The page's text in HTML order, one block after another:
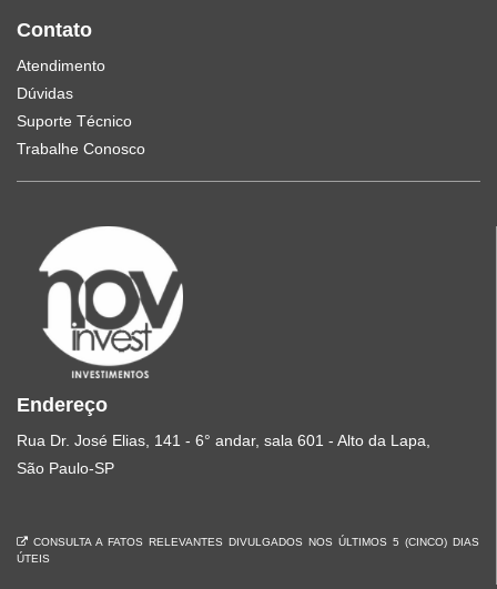
Contato
Atendimento
Dúvidas
Suporte Técnico
Trabalhe Conosco
Endereço
Rua Dr. José Elias, 141 - 6° andar, sala 601 - Alto da Lapa,
São Paulo-SP
CONSULTA A FATOS RELEVANTES DIVULGADOS NOS ÚLTIMOS 5 (CINCO) DIAS
ÚTEIS